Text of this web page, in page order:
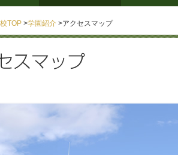
TOP >学園紹介 >アクセスマップ